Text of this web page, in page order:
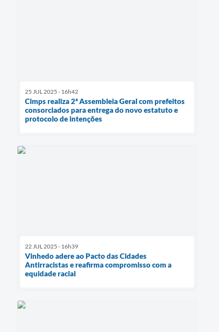
25 JUL 2025 - 16h42
Cimps realiza 2ª Assembleia Geral com prefeitos
consorciados para entrega do novo estatuto e
protocolo de intenções
22 JUL 2025 - 16h39
Vinhedo adere ao Pacto das Cidades
Antirracistas e reafirma compromisso com a
equidade racial